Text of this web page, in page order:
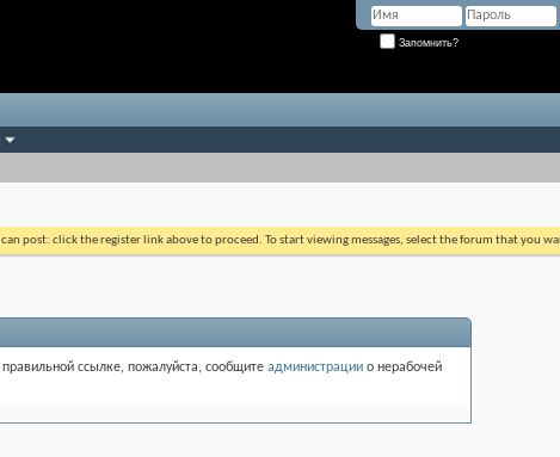
Запомнить?
can post: click the register link above to proceed. To start viewing messages, select the forum that you
ссылке, пожалуйста, сообщите администрации о нерабочей